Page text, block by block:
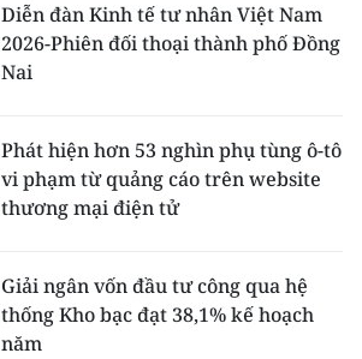
Diễn đàn Kinh tế tư nhân Việt Nam
2026-Phiên đối thoại thành phố Đồng
Nai
Phát hiện hơn 53 nghìn phụ tùng ô-tô
vi phạm từ quảng cáo trên website
thương mại điện tử
Giải ngân vốn đầu tư công qua hệ
thống Kho bạc đạt 38,1% kế hoạch
năm